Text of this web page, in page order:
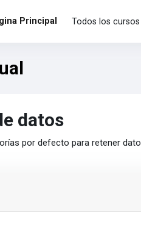
Principal Todos los cursos
datos
por defecto para retener